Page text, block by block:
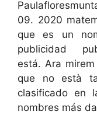
09. 2020
que es un
publicidad
está. Ara
que no està
clasificado en
nombres más